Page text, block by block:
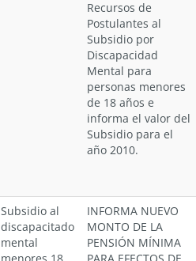
Recursos de
Postulantes al
Subsidio por
Discapacidad
Mental para
personas menores
de 18 años e
informa el valor del
Subsidio para el
año 2010.
Subsidio al
discapacitado
mental
INFORMA NUEVO
MONTO DE LA
PENSIÓN MÍNIMA